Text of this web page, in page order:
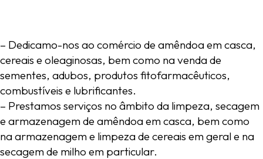
– Dedicamo-nos ao comércio de amêndoaemcasca,
cereais e oleaginosas, bemcomo navendade
sementes, adubos, produtos fitofarmacêuticos,
combustíveis e lubrificantes.
– Prestamos serviços no âmbito da limpeza, secagem
e armazenagemde amêndoaemcasca, bemcomo
naarmazenageme limpezade cereais emgerale na
secagemde milho em particular.